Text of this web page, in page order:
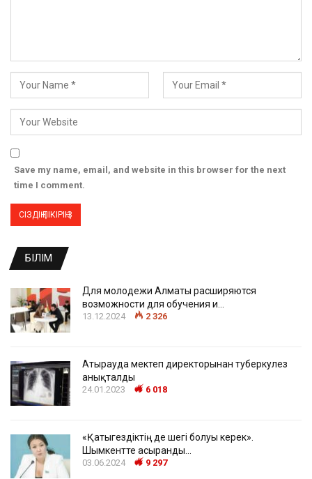
Save my name, email, and website in this browser for the next
time I comment.
БІЛІМ
Для молодежи Алматы расширяются
возможности для обучения и…
13.12.2024 2 326
Атырауда мектеп директорынан туберкулез
анықталды
24.01.2023 6 018
«Қатыгездіктің де шегі болуы керек».
Шымкентте асыранды…
03.06.2024 9 297